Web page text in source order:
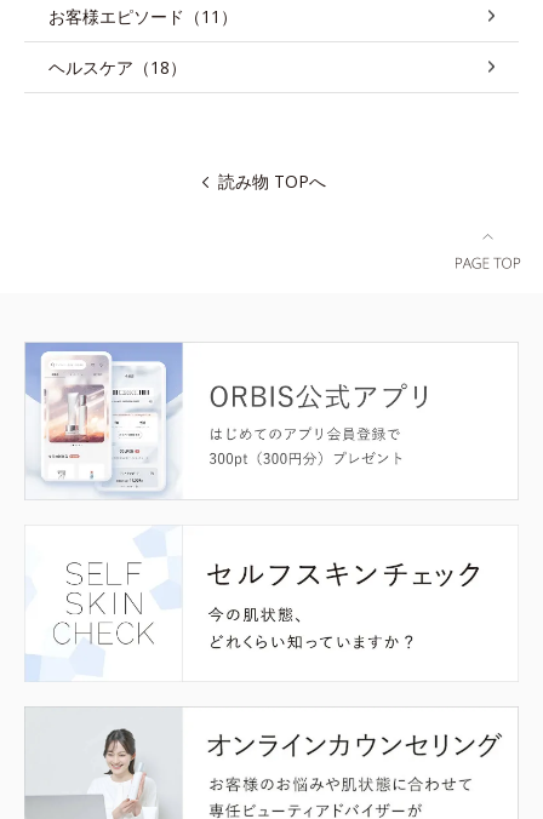
お客様エピソード（11）
ヘルスケア（18）
読み物 TOPへ